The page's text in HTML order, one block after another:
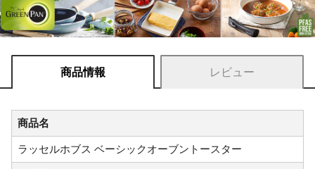
商品情報 レビュー
商品名
ラッセルホブス ベーシックオーブントースター